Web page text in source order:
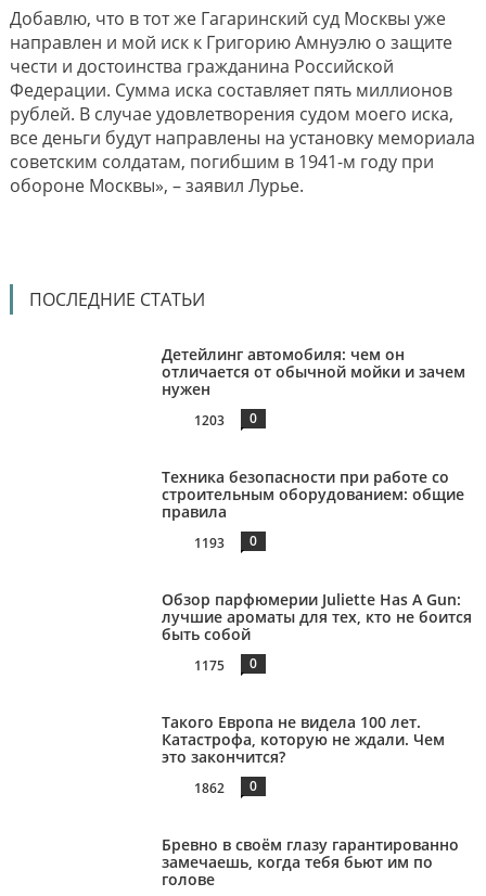
Добавлю, что в тот же Гагаринский суд Москвы уже
направлен и мой иск к Григорию Амнуэлю о защите
чести и достоинства гражданина Российской
Федерации. Сумма иска составляет пять миллионов
рублей. В случае удовлетворения судом моего иска,
все деньги будут направлены на установку мемориала
советским солдатам, погибшим в 1941-м году при
обороне Москвы», – заявил Лурье.
ПОСЛЕДНИЕ СТАТЬИ
Детейлинг автомобиля: чем он
отличается от обычной мойки и зачем
нужен
1203 0
Техника безопасности при работе со
строительным оборудованием: общие
правила
1193 0
Обзор парфюмерии Juliette Has A Gun:
лучшие ароматы для тех, кто не боится
быть собой
1175 0
Такого Европа не видела 100 лет.
Катастрофа, которую не ждали. Чем
это закончится?
1862 0
Бревно в своём глазу гарантированно
замечаешь, когда тебя бьют им по
голове